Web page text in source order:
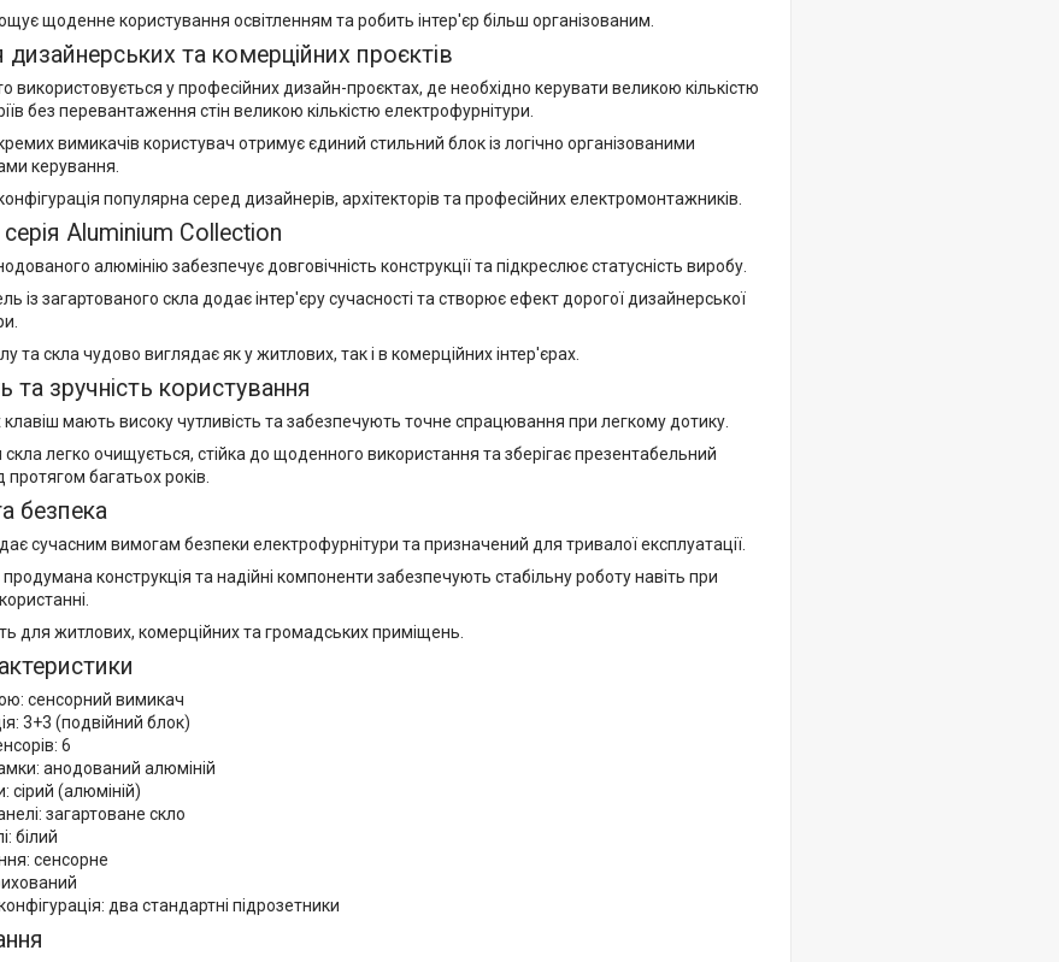
щоденне користування освітленням та робить інтер'єр більш організованим.
дизайнерських та комерційних проєктів
використовується у професійних дизайн-проєктах, де необхідно керувати великою кількістю
без перевантаження стін великою кількістю електрофурнітури.
вимикачів користувач отримує єдиний стильний блок із логічно організованими
керування.
популярна серед дизайнерів, архітекторів та професійних електромонтажників.
Aluminium Collection
алюмінію забезпечує довговічність конструкції та підкреслює статусність виробу.
із загартованого скла додає інтер'єру сучасності та створює ефект дорогої дизайнерської
та скла чудово виглядає як у житлових, так і в комерційних інтер'єрах.
та зручність користування
клавіш мають високу чутливість та забезпечують точне спрацювання при легкому дотику.
скла легко очищується, стійка до щоденного використання та зберігає презентабельний
протягом багатьох років.
безпека
сучасним вимогам безпеки електрофурнітури та призначений для тривалої експлуатації.
продумана конструкція та надійні компоненти забезпечують стабільну роботу навіть при
для житлових, комерційних та громадських приміщень.
сенсорний вимикач
3+3 (подвійний блок)
6
анодований алюміній
сірий (алюміній)
загартоване скло
білий
сенсорне
два стандартні підрозетники